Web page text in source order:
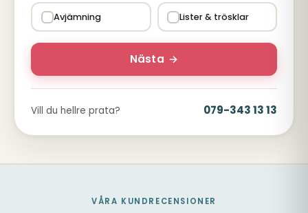
Avjämning Lister & trösklar
Nästa →
Vill du hellre prata? 079-343 13 13
VÅRA KUNDRECENSIONER